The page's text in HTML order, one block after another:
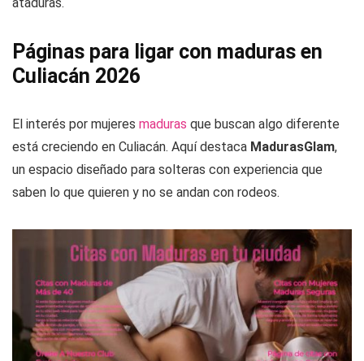
Páginas para ligar con maduras en
Culiacán 2026
El interés por mujeres maduras que buscan algo diferente
está creciendo en Culiacán. Aquí destaca MadurasGlam,
un espacio diseñado para solteras con experiencia que
saben lo que quieren y no se andan con rodeos.